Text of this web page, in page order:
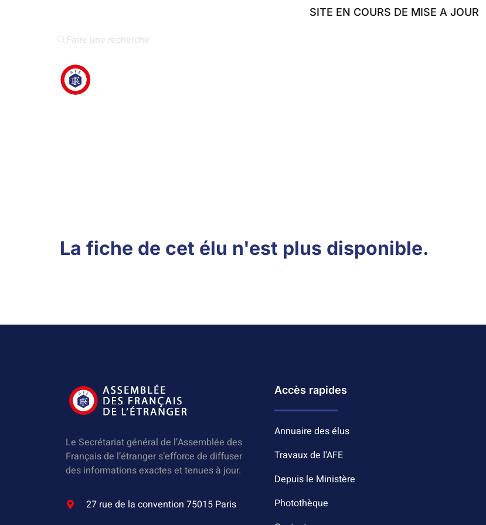
SITE EN COURS DE MISE A JOUR
Faire une recherche
La fiche de cet élu n'est plus disponible.
Le Secrétariat général de l’Assemblée des
Français de l’étranger s’efforce de diffuser
des informations exactes et tenues à jour.
27 rue de la convention 75015 Paris
Accès rapides
Annuaire des élus
Travaux de l'AFE
Depuis le Ministère
Photothèque